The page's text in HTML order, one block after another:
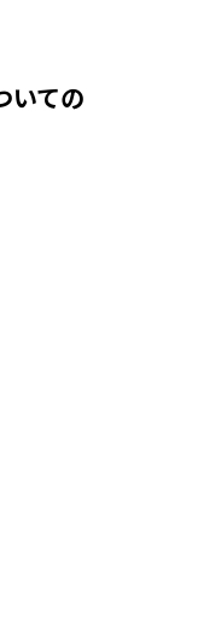
いての